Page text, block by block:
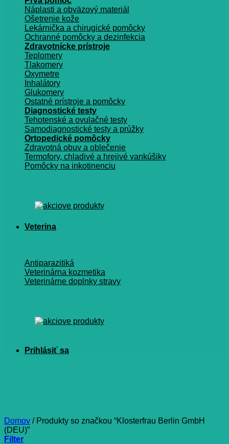
Náplasti a obväzový materiál
Ošetrenie kože
Lekárnička a chirugické pomôcky
Ochranné pomôcky a dezinfekcia
Zdravotnícke prístroje
Teplomery
Tlakomery
Oxymetre
Inhalátory
Glukomery
Ostatné prístroje a pomôcky
Diagnostické testy
Tehotenské a ovulačné testy
Samodiagnostické testy a prúžky
Ortopedické pomôcky
Zdravotná obuv a oblečenie
Termofory, chladivé a hrejivé vankúšiky
Pomôcky na inkotinenciu
Veterina
Antiparazitiká
Veterinárna kozmetika
Veterinárne doplnky stravy
Domov /Produkty so značkou “Klosterfrau Berlin GmbH
(DEU)”
Filter